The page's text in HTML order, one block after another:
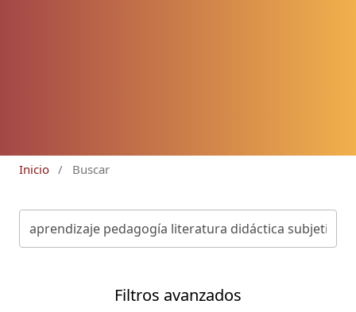
Inicio / Buscar
Filtros avanzados